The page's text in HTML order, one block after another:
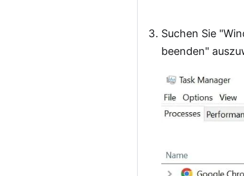
Suchen Sie
beenden"